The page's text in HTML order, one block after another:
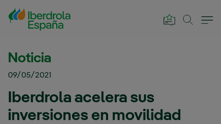
Saltar al contenido principal
Noticia
09/05/2021
Iberdrola acelera sus
inversiones en movilidad